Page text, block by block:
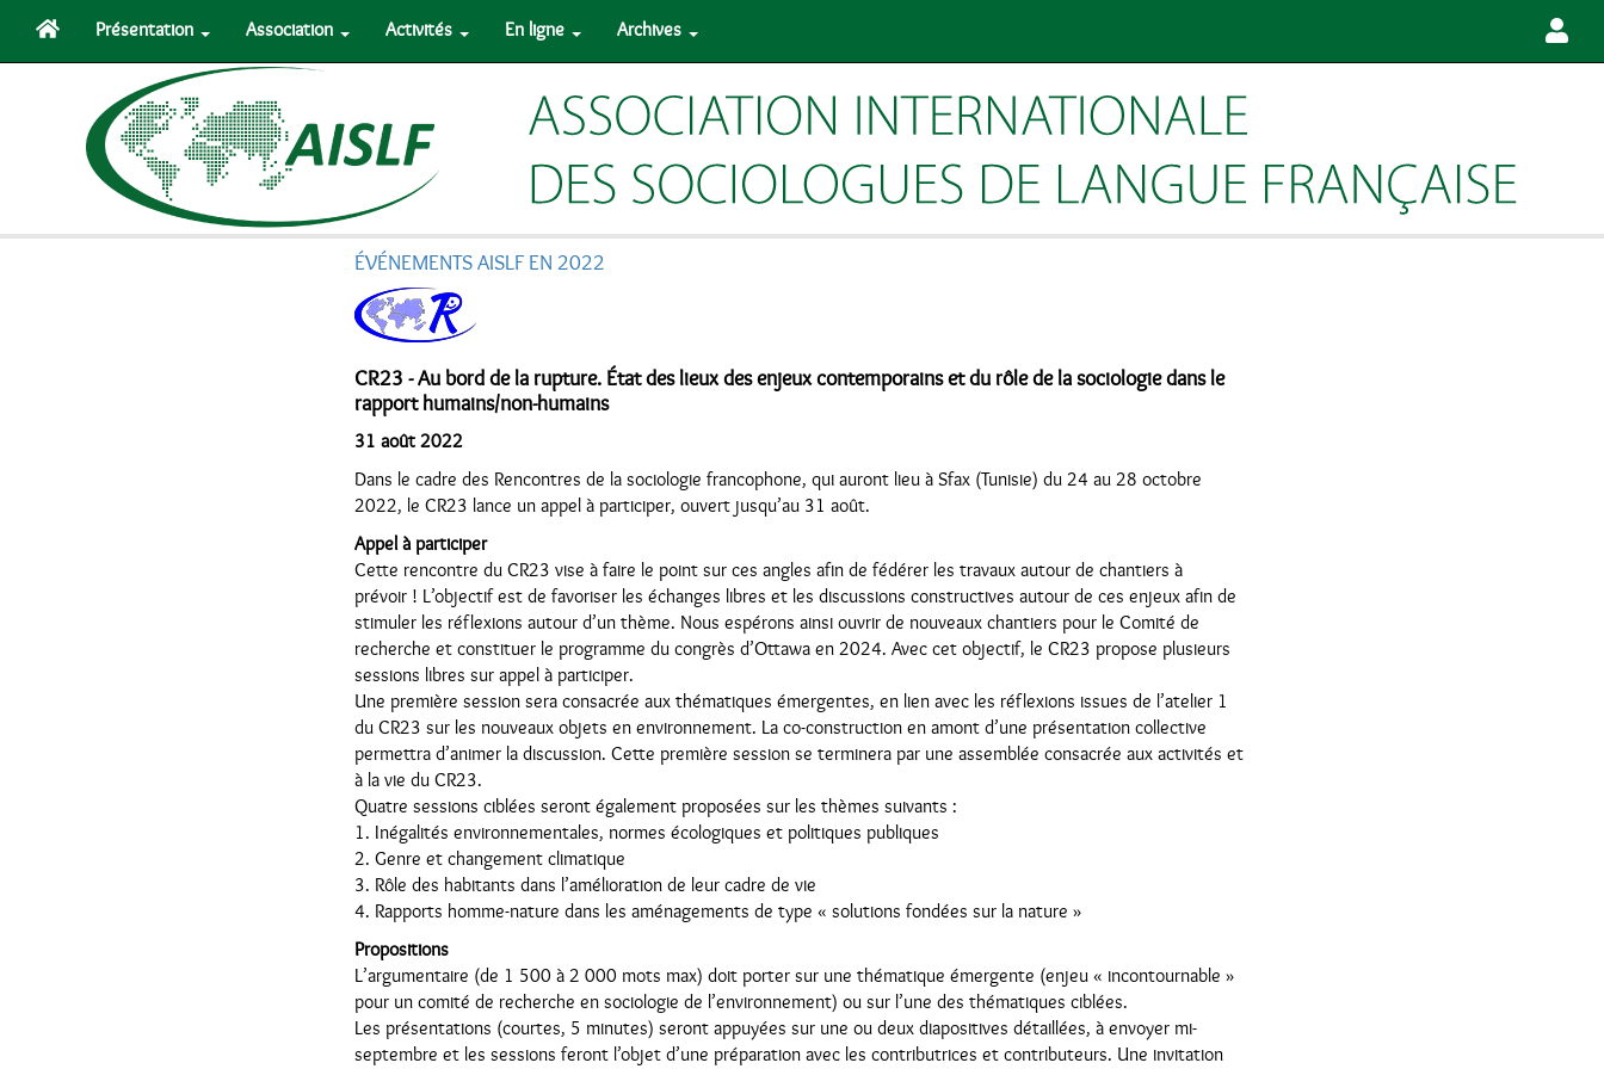
Présentation Association Activités En ligne Archives
ÉVÉNEMENTS AISLF EN 2022
CR23 - Au bord de la rupture. État des lieux des enjeux contemporains et du rôle de la sociologie dans le
rapport humains/non-humains
31 août 2022
Dans le cadre des Rencontres de la sociologie francophone, qui auront lieu à Sfax (Tunisie) du 24 au 28 octobre
2022, le CR23 lance un appel à participer, ouvert jusqu’au 31 août.
Appel à participer
Cette rencontre du CR23 vise à faire le point sur ces angles afin de fédérer les travaux autour de chantiers à
prévoir ! L’objectif est de favoriser les échanges libres et les discussions constructives autour de ces enjeux afin de
stimuler les réflexions autour d’un thème. Nous espérons ainsi ouvrir de nouveaux chantiers pour le Comité de
recherche et constituer le programme du congrès d’Ottawa en 2024. Avec cet objectif, le CR23 propose plusieurs
sessions libres sur appel à participer.
Une première session sera consacrée aux thématiques émergentes, en lien avec les réflexions issues de l’atelier 1
du CR23 sur les nouveaux objets en environnement. La co-construction en amont d’une présentation collective
permettra d’animer la discussion. Cette première session se terminera par une assemblée consacrée aux activités et
à la vie du CR23.
Quatre sessions ciblées seront également proposées sur les thèmes suivants :
1. Inégalités environnementales, normes écologiques et politiques publiques
2. Genre et changement climatique
3. Rôle des habitants dans l’amélioration de leur cadre de vie
4. Rapports homme-nature dans les aménagements de type « solutions fondées sur la nature »
Propositions
L’argumentaire (de 1 500 à 2 000 mots max) doit porter sur une thématique émergente (enjeu « incontournable »
pour un comité de recherche en sociologie de l’environnement) ou sur l’une des thématiques ciblées.
Les présentations (courtes, 5 minutes) seront appuyées sur une ou deux diapositives détaillées, à envoyer mi-
septembre et les sessions feront l’objet d’une préparation avec les contributrices et contributeurs. Une invitation